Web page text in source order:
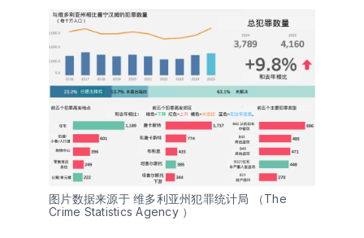
图片数据来源于 维多利亚州犯罪统计局 （The
Crime Statistics Agency ）